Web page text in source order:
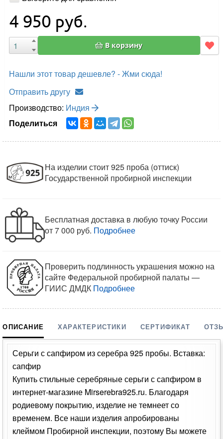
4 950 руб.
В корзину
Нашли этот товар дешевле? - Жми сюда!
Отправить другу
Производство: Индия
Поделиться
На изделии стоит 925 проба (оттиск)
Государственной пробирной инспекции
Бесплатная доставка в любую точку России
от 7 000 руб. Подробнее
Проверить подлинность украшения можно на
сайте Федеральной пробирной палаты —
ГИИС ДМДК Подробнее
ОПИСАНИЕ ХАРАКТЕРИСТИКИ СЕРТИФИКАТ
Серьги с сапфиром из серебра 925 пробы. Вставка:
сапфир
Купить стильные серебряные серьги с сапфиром в
интернет-магазине Mirserebra925.ru. Благодаря
родиевому покрытию, изделие не темнеет со
временем. Все наши изделия апробированы
клеймом Пробирной инспекции, поэтому Вы можете